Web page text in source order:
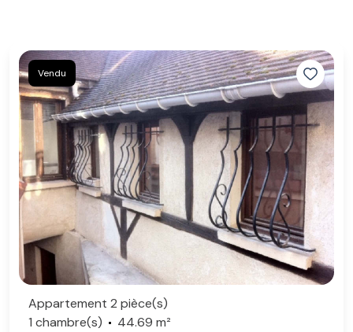
Vendu
Appartement 2 pièce(s)
1 chambre(s)
44.69 m²